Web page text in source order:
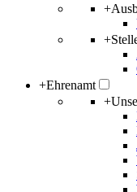
+
+
+Ehrenamt
+